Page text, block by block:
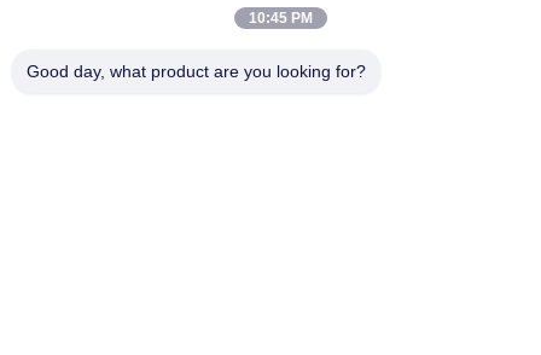
10:45 PM
Good day, what product are you looking for?